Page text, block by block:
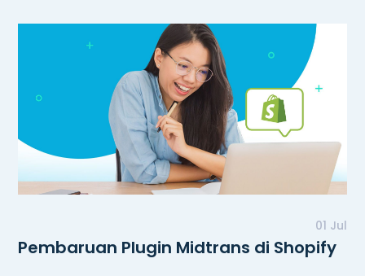
01 Jul
Pembaruan Plugin Midtrans di Shopify